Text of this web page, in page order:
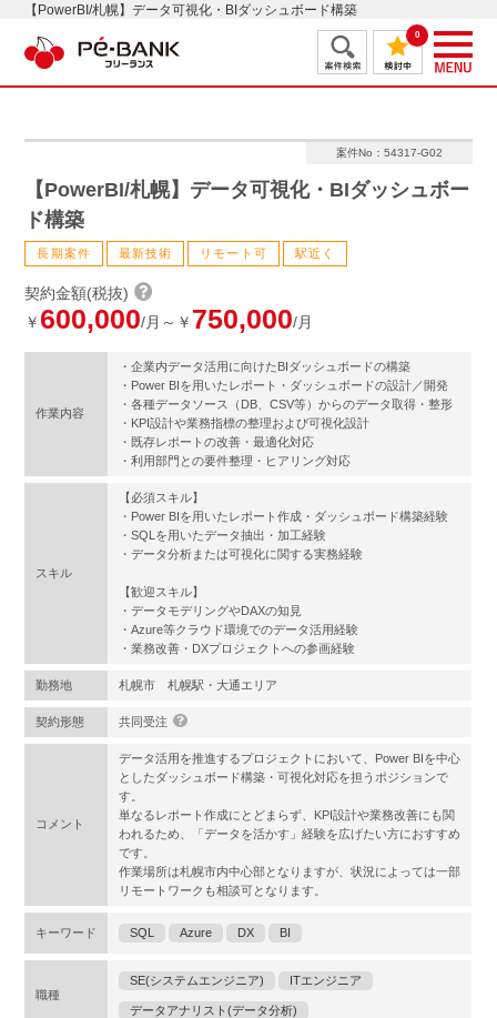
【PowerBI/札幌】データ可視化・BIダッシュボード構築
0
案件No：54317-G02
【PowerBI/札幌】データ可視化・BIダッシュボー
ド構築
長期案件 最新技術 リモート可 駅近く
契約金額(税抜)
￥ 600,000/月～￥ 750,000/月
作業内容
・企業内データ活用に向けたBIダッシュボードの構築
・Power BIを用いたレポート・ダッシュボードの設計／開発
・各種データソース（DB、CSV等）からのデータ取得・整形
・KPI設計や業務指標の整理および可視化設計
・既存レポートの改善・最適化対応
・利用部門との要件整理・ヒアリング対応
スキル
【必須スキル】
・Power BIを用いたレポート作成・ダッシュボード構築経験
・SQLを用いたデータ抽出・加工経験
・データ分析または可視化に関する実務経験
【歓迎スキル】
・データモデリングやDAXの知見
・Azure等クラウド環境でのデータ活用経験
・業務改善・DXプロジェクトへの参画経験
勤務地 札幌市 札幌駅・大通エリア
契約形態 共同受注
コメント
データ活用を推進するプロジェクトにおいて、Power BIを中心
としたダッシュボード構築・可視化対応を担うポジションで
す。
単なるレポート作成にとどまらず、KPI設計や業務改善にも関
われるため、「データを活かす」経験を広げたい方におすすめ
です。
作業場所は札幌市内中心部となりますが、状況によっては一部
リモートワークも相談可となります。
キーワード SQL Azure DX BI
職種
SE(システムエンジニア) ITエンジニア
データアナリスト(データ分析)